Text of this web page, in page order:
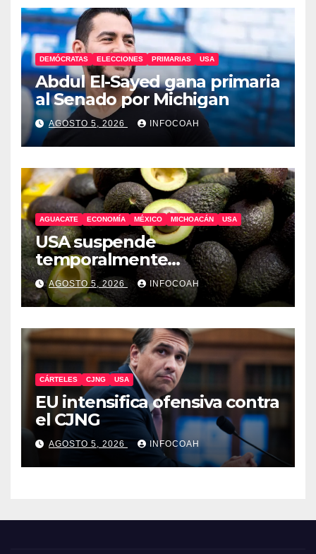
DEMÓCRATAS ELECCIONES PRIMARIAS USA
Abdul El-Sayed gana primaria
al Senado por Michigan
AGOSTO 5, 2026 INFOCOAH
AGUACATE ECONOMÍA MÉXICO MICHOACÁN USA
USA suspende
temporalmente
exportaciones de aguacate
michoacano
AGOSTO 5, 2026 INFOCOAH
CÁRTELES CJNG USA
EU intensifica ofensiva contra
el CJNG
AGOSTO 5, 2026 INFOCOAH